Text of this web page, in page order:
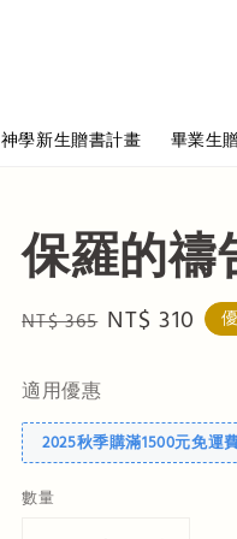
神學新生贈書計畫 畢業生
保羅的禱
Regular
NT$ 365 Sale
NT$ 310
適用優惠
2025秋季購滿1500元免運
數量